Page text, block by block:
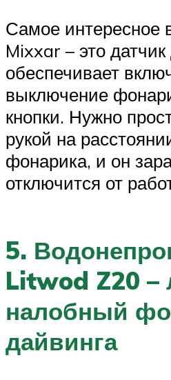
Самое интересное
Mixxar – это
обеспечивает
выключение
кнопки. Нужно
рукой на
фонарика, и он
отключится от
5.
Litwod Z20 –
налобный
дайвинга